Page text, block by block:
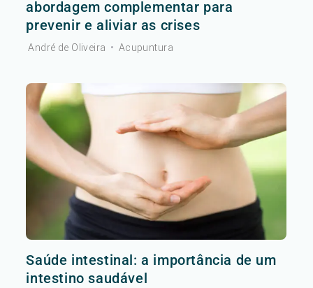
abordagem complementar para
prevenir e aliviar as crises
André de Oliveira • Acupuntura
Saúde intestinal: a importância de um
intestino saudável